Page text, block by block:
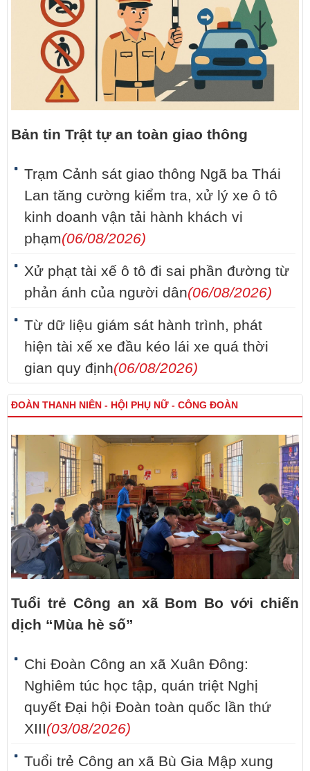
Bản tin Trật tự an toàn giao thông
Trạm Cảnh sát giao thông Ngã ba Thái
Lan tăng cường kiểm tra, xử lý xe ô tô
kinh doanh vận tải hành khách vi
phạm(06/08/2026)
Xử phạt tài xế ô tô đi sai phần đường từ
phản ánh của người dân(06/08/2026)
Từ dữ liệu giám sát hành trình, phát
hiện tài xế xe đầu kéo lái xe quá thời
gian quy định(06/08/2026)
ĐOÀN THANH NIÊN - HỘI PHỤ NỮ - CÔNG ĐOÀN
Tuổi trẻ Công an xã Bom Bo với chiến
dịch “Mùa hè số”
Chi Đoàn Công an xã Xuân Đông:
Nghiêm túc học tập, quán triệt Nghị
quyết Đại hội Đoàn toàn quốc lần thứ
XIII(03/08/2026)
Tuổi trẻ Công an xã Bù Gia Mập xung